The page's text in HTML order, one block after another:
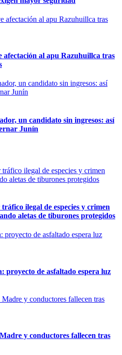
afectación al apu Razuhuillca tras
un candidato sin ingresos: así
Junín
ilegal de especies y crimen
aletas de tiburones protegidos
proyecto de asfaltado espera luz
y conductores fallecen tras